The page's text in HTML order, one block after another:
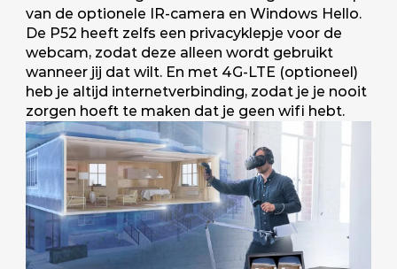
van de optionele IR-camera en Windows Hello.
De P52 heeft zelfs een privacyklepje voor de
webcam, zodat deze alleen wordt gebruikt
wanneer jij dat wilt. En met 4G-LTE (optioneel)
heb je altijd internetverbinding, zodat je je nooit
zorgen hoeft te maken dat je geen wifi hebt.